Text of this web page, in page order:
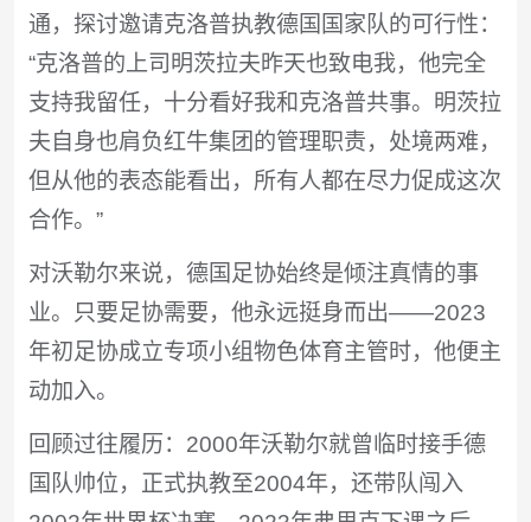
通，探讨邀请克洛普执教德国国家队的可行性：
“克洛普的上司明茨拉夫昨天也致电我，他完全
支持我留任，十分看好我和克洛普共事。明茨拉
夫自身也肩负红牛集团的管理职责，处境两难，
但从他的表态能看出，所有人都在尽力促成这次
合作。”
对沃勒尔来说，德国足协始终是倾注真情的事
业。只要足协需要，他永远挺身而出——2023
年初足协成立专项小组物色体育主管时，他便主
动加入。
回顾过往履历：2000年沃勒尔就曾临时接手德
国队帅位，正式执教至2004年，还带队闯入